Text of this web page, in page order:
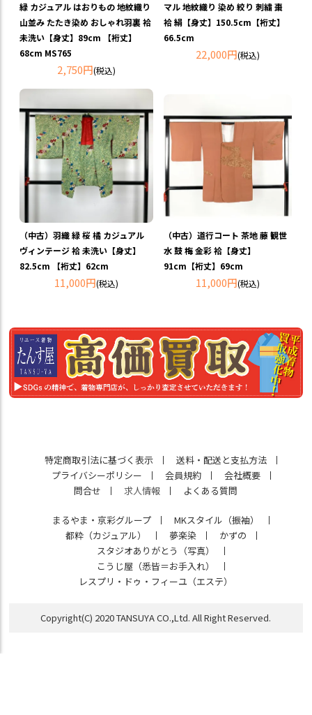
緑 カジュアル はおりもの 地紋織り
山並み たたき染め おしゃれ羽裏 袷
未洗い【身丈】89cm 【裄丈】
68cm MS765
2,750円(税込)
マル 地紋織り 染め 絞り 刺繍 棗
袷 絹【身丈】150.5cm【裄丈】
66.5cm
22,000円(税込)
（中古）羽織 緑 桜 橘 カジュアル
ヴィンテージ 袷 未洗い【身丈】
82.5cm 【裄丈】62cm
11,000円(税込)
（中古）道行コート 茶地 藤 観世
水 鼓 梅 金彩 袷【身丈】
91cm【裄丈】69cm
11,000円(税込)
特定商取引法に基づく表示
送料・配送と支払方法
プライバシーポリシー
会員規約
会社概要
問合せ
求人情報 よくある質問
まるやま・京彩グループ
MKスタイル（振袖）
都粋（カジュアル）
夢楽染
かずの
スタジオありがとう（写真）
こうじ屋（悉皆＝お手入れ）
レスプリ・ドゥ・フィーユ（エステ）
Copyright(C) 2020 TANSUYA CO.,Ltd. All Right Reserved.